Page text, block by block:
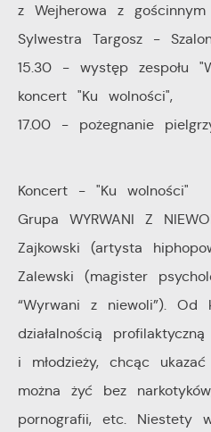
z Wejherowa z
Sylwestra Targosz -
15.30 - występ zespołu
koncert "Ku wolności",
17.00 - pożegnanie
Koncert - "Ku wolności"
Grupa WYRWANI Z
Zajkowski (artysta
Zalewski (magister
“Wyrwani z niewoli”).
działalnością
i młodzieży, chcąc
można żyć bez
pornografii, etc. Niestety
upodobań oraz Twoich
przeglądanej witryny
mogą pojawić się na
firm będących naszymi
dostawców usług. Firmy te
społecznościowych.